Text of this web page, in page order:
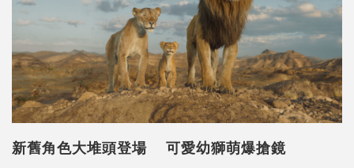
新舊角色大堆頭登場 可愛幼獅萌爆搶鏡